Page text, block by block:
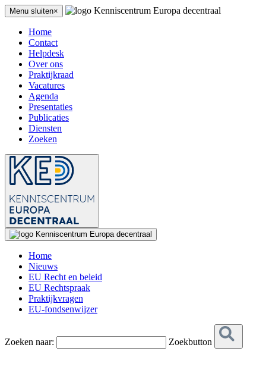
Menu sluiten×
Home
Contact
Helpdesk
Over ons
Praktijkraad
Vacatures
Agenda
Presentaties
Publicaties
Diensten
Zoeken
Home
Nieuws
EU Recht en beleid
EU Rechtspraak
Praktijkvragen
EU-fondsenwijzer
Zoeken naar: Zoekbutton